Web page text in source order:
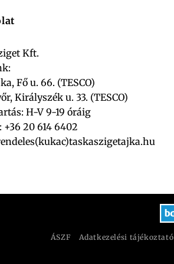
Kft.
Fő u. 66. (TESCO)
Királyszék u. 33. (TESCO)
H-V 9-19 óráig
+36 20 614 6402
ÁSZF Adatkezelési tájékoztató